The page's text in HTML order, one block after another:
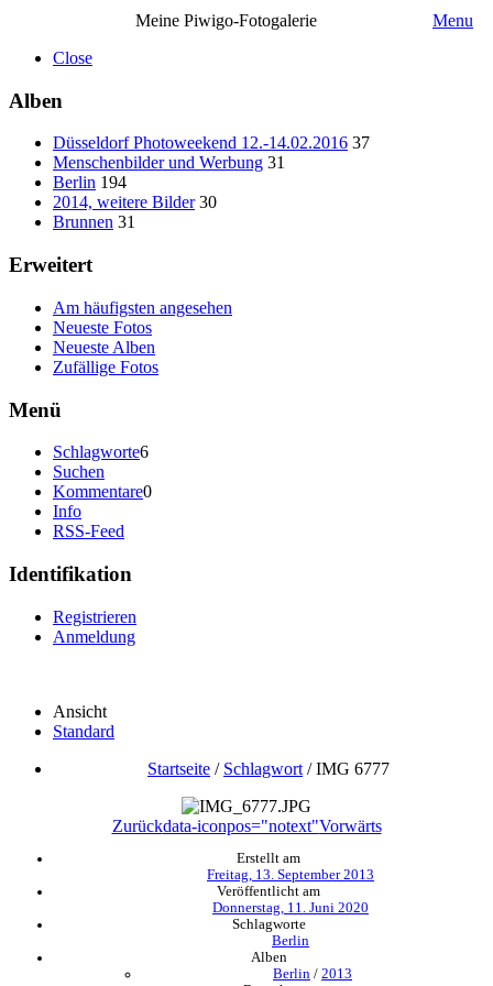
Meine Piwigo-Fotogalerie
Menu
Close
Alben
Düsseldorf Photoweekend 12.-14.02.2016 37
Menschenbilder und Werbung 31
Berlin 194
2014, weitere Bilder 30
Brunnen 31
Erweitert
Am häufigsten angesehen
Neueste Fotos
Neueste Alben
Zufällige Fotos
Menü
Schlagworte6
Suchen
Kommentare0
Info
RSS-Feed
Identifikation
Registrieren
Anmeldung
Ansicht
Standard
Startseite / Schlagwort /IMG 6777
Zurückdata-iconpos="notext"Vorwärts
Erstellt am
Freitag, 13. September 2013
Veröffentlicht am
Donnerstag, 11. Juni 2020
Schlagworte
Berlin
Alben
Berlin / 2013